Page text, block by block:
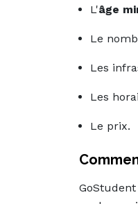
L'âge
Le
Les
Les
Le prix.